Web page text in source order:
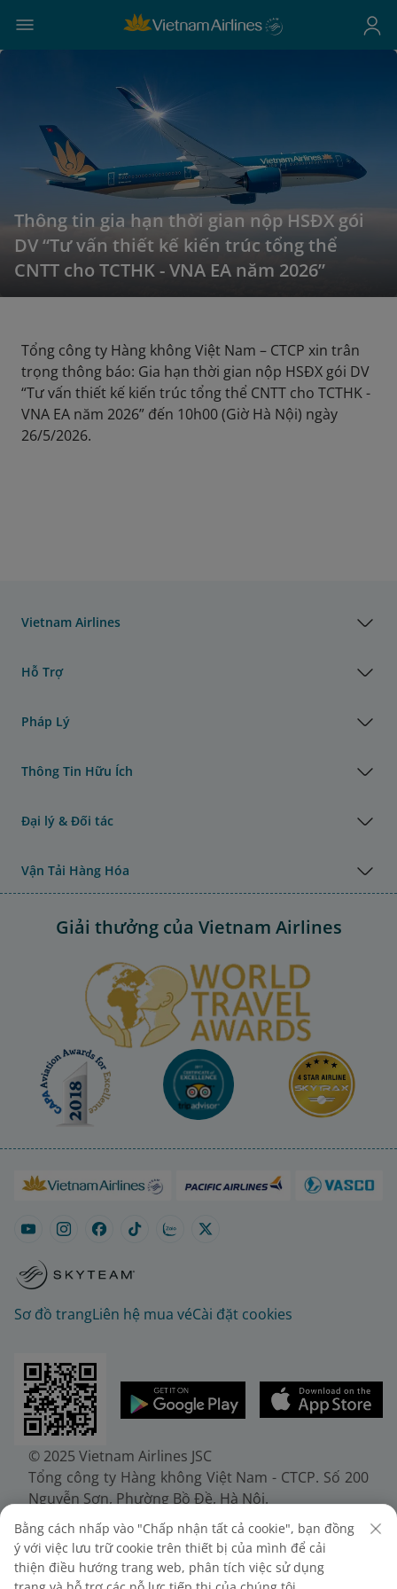
Thông tin gia hạn thời gian nộp HSĐX gói
DV “Tư vấn thiết kế kiến trúc tổng thể
CNTT cho TCTHK - VNA EA năm 2026”
Tổng công ty Hàng không Việt Nam – CTCP xin trân
trọng thông báo: Gia hạn thời gian nộp HSĐX gói DV
“Tư vấn thiết kế kiến trúc tổng thể CNTT cho TCTHK -
VNA EA năm 2026” đến 10h00 (Giờ Hà Nội) ngày
26/5/2026.
Vietnam Airlines
Hỗ Trợ
Pháp Lý
Thông Tin Hữu Ích
Đại lý & Đối tác
Vận Tải Hàng Hóa
Giải thưởng của Vietnam Airlines
Sơ đồ trangLiên hệ mua véCài đặt cookies
© 2025 Vietnam Airlines JSC
Tổng công ty Hàng không Việt Nam - CTCP. Số 200
Nguyễn Sơn, Phường Bồ Đề, Hà Nội.
Điện thoại: (+84-24) 38272289. Fax: (+84-24)
38722375
Giấy chứng nhận đăng ký doanh nghiệp, mã số
doanh nghiệp 0100107518, đăng ký lần đầu ngày
Bằng cách nhấp vào "Chấp nhận tất cả cookie", bạn đồng
ý với việc lưu trữ cookie trên thiết bị của mình để cải
thiện điều hướng trang web, phân tích việc sử dụng